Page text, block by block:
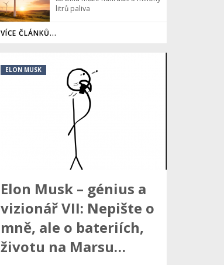
litrů paliva
VÍCE ČLÁNKŮ...
Elon Musk – génius a
vizionář VII: Nepište o
mně, ale o bateriích,
životu na Marsu…
ELON MUSK